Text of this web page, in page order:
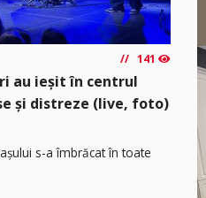
141
au ieșit în centrul
și distreze (live, foto)
s-a îmbrăcat în toate